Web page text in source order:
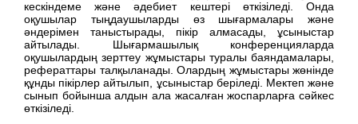
кескіндеме және әдебиет кештері өткізіледі. Онда
оқушылар тыңдаушыларды өз шығармалары және
әндерімен таныстырады, пікір алмасады, ұсыныстар
айтылады. Шығармашылық конференцияларда
оқушылардың зерттеу жұмыстары туралы баяндамалары,
рефераттары талқыланады. Олардың жұмыстары жөнінде
құнды пікірлер айтылып, ұсыныстар беріледі. Мектеп және
сынып бойынша алдын ала жасалған жоспарларға сәйкес
өткізіледі.